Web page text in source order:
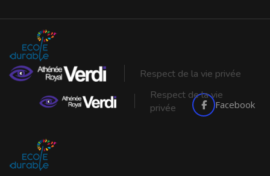
Respect de la vie privée
Facebook
Respect de la vie
privée